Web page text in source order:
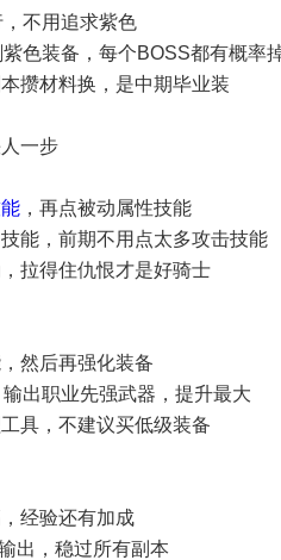
不用追求紫色
色装备，每个BOSS都有概率
攒材料换，是中期毕业装
一步
，再点被动属性技能
能，前期不用点太多攻击技能
拉得住仇恨才是好骑士
然后再强化装备
出职业先强武器，提升最大
具，不建议买低级装备
经验还有加成
出，稳过所有副本